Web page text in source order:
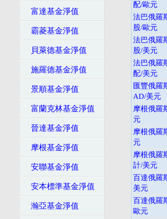
富達基金淨值
霸菱基金淨值
貝萊德基金淨值
施羅德基金淨值
景順基金淨值
富蘭克林基金淨值
晉達基金淨值
摩根基金淨值
安聯基金淨值
安本標準基金淨值
瀚亞基金淨值
配/歐元
法巴俄羅
股/歐元
法巴俄羅
股/美元
法巴俄羅
配/美元
匯豐俄羅
AD/美元
摩根俄羅
元
摩根俄羅
元
摩根俄羅
計/美元
百達俄羅
美元
百達俄羅
歐元